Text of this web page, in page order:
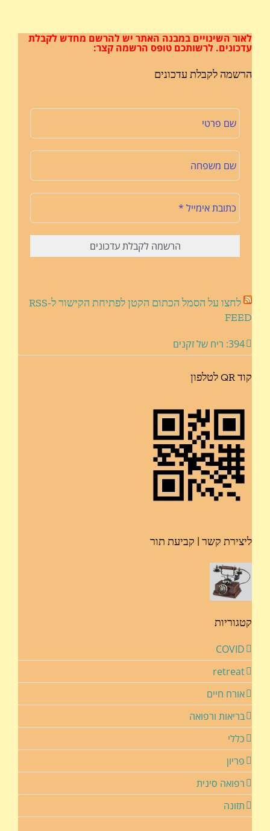
לאור השינויים במבנה האתר יש להרשם מחדש לקבלת
עדכונים. לרשותכם טופס הרשמה קצר:
הרשמה לקבלת עדכונים
לחצו על הסמל הכתום הקטן לפתיחת הקישור ל-RSS
FEED
394: ריח של זקנים
קוד QR לטלפון
ליצירת קשר | קביעת תור
קטגוריות
COVID
retreat
אורח חיים
בריאות ורפואה
כללי
פריון
רפואה סינית
תזונה